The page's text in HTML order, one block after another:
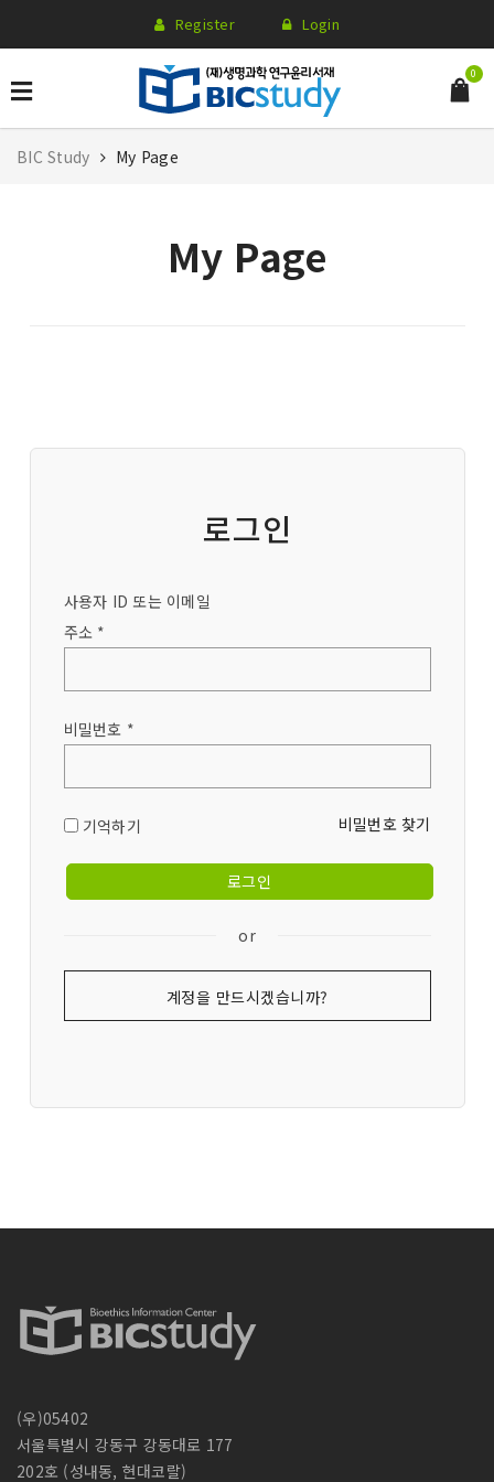
Register Login
0
BIC Study My Page
My Page
로그인
사용자 ID 또는 이메일
주소 *
비밀번호 *
기억하기 비밀번호 찾기
or
계정을 만드시겠습니까?
(우)05402
서울특별시 강동구 강동대로 177
202호 (성내동, 현대코랄)